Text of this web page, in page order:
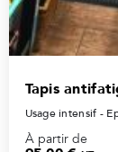
Tapis
Usage intensif -
À partir de